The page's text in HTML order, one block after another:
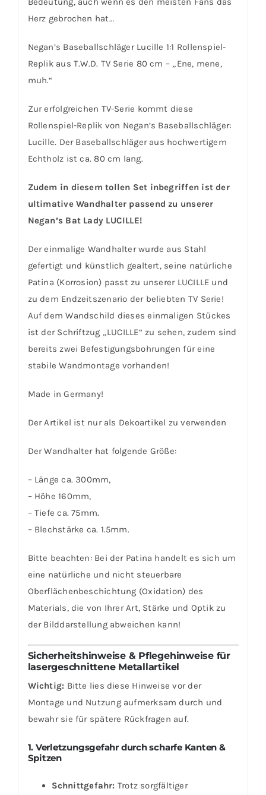
Herz gebrochen hat…
Negan’s Baseballschläger Lucille 1:1 Rollenspiel-
Replik aus T.W.D. TV Serie 80 cm – „Ene, mene,
muh.“
Zur erfolgreichen TV-Serie kommt diese
Rollenspiel-Replik von Negan’s Baseballschläger:
Lucille. Der Baseballschläger aus hochwertigem
Echtholz ist ca. 80 cm lang.
Zudem in diesem tollen Set inbegriffen ist der
ultimative Wandhalter passend zu unserer
Negan’s Bat Lady LUCILLE!
Der einmalige Wandhalter wurde aus Stahl
gefertigt und künstlich gealtert, seine natürliche
Patina (Korrosion) passt zu unserer LUCILLE und
zu dem Endzeitszenario der beliebten TV Serie!
Auf dem Wandschild dieses einmaligen Stückes
ist der Schriftzug „LUCILLE“ zu sehen, zudem sind
bereits zwei Befestigungsbohrungen für eine
stabile Wandmontage vorhanden!
Made in Germany!
Der Artikel ist nur als Dekoartikel zu verwenden
Der Wandhalter hat folgende Größe:
– Länge ca. 300mm,
– Höhe 160mm,
– Tiefe ca. 75mm.
– Blechstärke ca. 1.5mm.
Bitte beachten: Bei der Patina handelt es sich um
eine natürliche und nicht steuerbare
Oberflächenbeschichtung (Oxidation) des
Materials, die von Ihrer Art, Stärke und Optik zu
der Bilddarstellung abweichen kann!
Sicherheitshinweise & Pflegehinweise für
lasergeschnittene Metallartikel
Wichtig: Bitte lies diese Hinweise vor der
Montage und Nutzung aufmerksam durch und
bewahr sie für spätere Rückfragen auf.
1. Verletzungsgefahr durch scharfe Kanten &
Spitzen
Schnittgefahr: Trotz sorgfältiger